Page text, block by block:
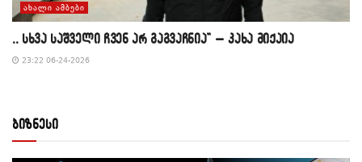
ᲐᲮᲐᲚᲘ ᲐᲛᲑᲔᲑᲘ
,, სხვა საშველი ჩვენ არ გაგვაჩნია” – კახა მიქაია
23:22 06-24-2026
ბიზნესი